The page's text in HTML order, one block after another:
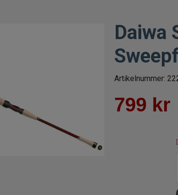
Daiwa
Artikelnummer:
799 kr